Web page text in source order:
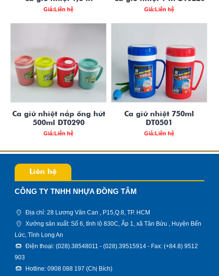
Giá:Liên hệ Giá:Liên hệ
Ca giữ nhiệt nắp ống hút
500ml DT0290
Giá:Liên hệ
Ca giữ nhiệt 750ml
DT0501
Giá:Liên hệ
Liên hệ
CÔNG TY TNHH NHỰA ĐỒNG TÂM
Địa chỉ: 28 Lương Văn Can , P15,Q.8, TP. HCM
Xưởng sản xuất: Số 6, tỉnh lộ 830C, Ấp 1, xã Tân Bửu , Huyện Bến
Lức, Tỉnh Long An
Điện thoại: (028).38548011 - (028).39515914 - Fax: (+84.8) 9512
903
Hotline: 0908 088 197 (Chị Bích)